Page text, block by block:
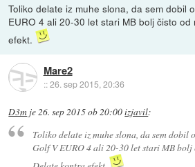
Toliko delate iz muhe slona, da sem dobil
EURO 4 ali 20-30 let stari MB bolj čisto
efekt.
Mare2
::26. sep 2015, 20:36
D3m je26. sep 2015 ob 20:00izjavil:
Toliko delate iz muhe slona, da sem dobil
Golf V EURO 4 ali 20-30 let stari MB bolj